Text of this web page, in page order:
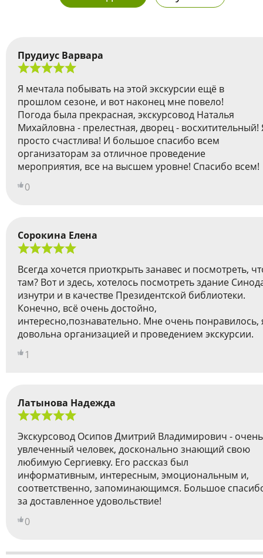
Прудиус Варвара
Я мечтала побывать на этой экскурсии ещё в
прошлом сезоне, и вот наконец мне повело!
Погода была прекрасная, экскурсовод Наталья
Михайловна - прелестная, дворец - восхитительный!
просто счастлива! И большое спасибо всем
организаторам за отличное проведение
мероприятия, все на высшем уровне! Спасибо всем!
0
Сорокина Елена
Всегда хочется приоткрыть занавес и посмотреть,
там? Вот и здесь, хотелось посмотреть здание
изнутри и в качестве Президентской библиотеки.
Конечно, всё очень достойно,
интересно,познавательно. Мне очень понравилось,
довольна организацией и проведением экскурсии.
1
Латынова Надежда
Экскурсовод Осипов Дмитрий Владимирович - очень
увлеченный человек, досконально знающий свою
любимую Сергиевку. Его рассказ был
информативным, интересным, эмоциональным и,
соответственно, запоминающимся. Большое
за доставленное удовольствие!
0